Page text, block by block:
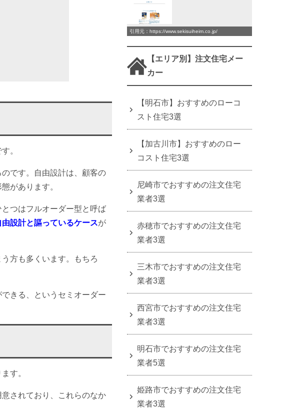
。
のです。自由設計は、顧客の
があります。
つはフルオーダー型と呼ば
設計と謳っているケースが
方も多くいます。もちろ
きる、というセミオーダー
す。
されており、これらのなか
引用元：https://www.sekisuiheim.co.jp/
【エリア別】注文住宅メー
カー
【明石市】おすすめのローコ
スト住宅3選
【加古川市】おすすめのロー
コスト住宅3選
尼崎市でおすすめの注文住宅
業者3選
赤穂市でおすすめの注文住宅
業者3選
三木市でおすすめの注文住宅
業者3選
西宮市でおすすめの注文住宅
業者3選
明石市でおすすめの注文住宅
業者5選
姫路市でおすすめの注文住宅
業者3選